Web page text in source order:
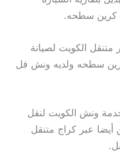
كرين سطحه.
الكويت لصيانة
سطحه ولديه ونش فل
ونش الكويت لنقل
أيضا عبر كراج متنقل